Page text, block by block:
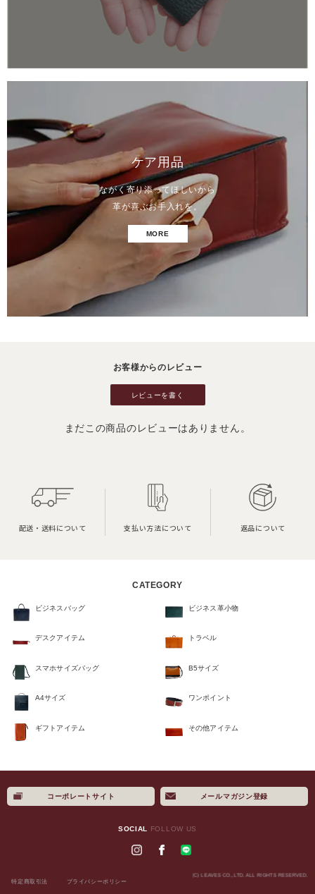
ケア用品
ながく寄り添ってほしいから
革が喜ぶお手入れを。
MORE
お客様からのレビュー
レビューを書く
まだこの商品のレビューはありません。
×
配送・送料について 支払い方法について 返品について
CATEGORY
ビジネスバッグ ビジネス革小物
デスクアイテム トラベル
スマホサイズバッグ B5サイズ
A4サイズ ワンポイント
ギフトアイテム その他アイテム
特定商取引法 プライバシーポリシー
(C) LEAVES CO.,LTD. ALL RIGHTS RESERVED.
コーポレートサイト メールマガジン登録
SOCIAL FOLLOW US